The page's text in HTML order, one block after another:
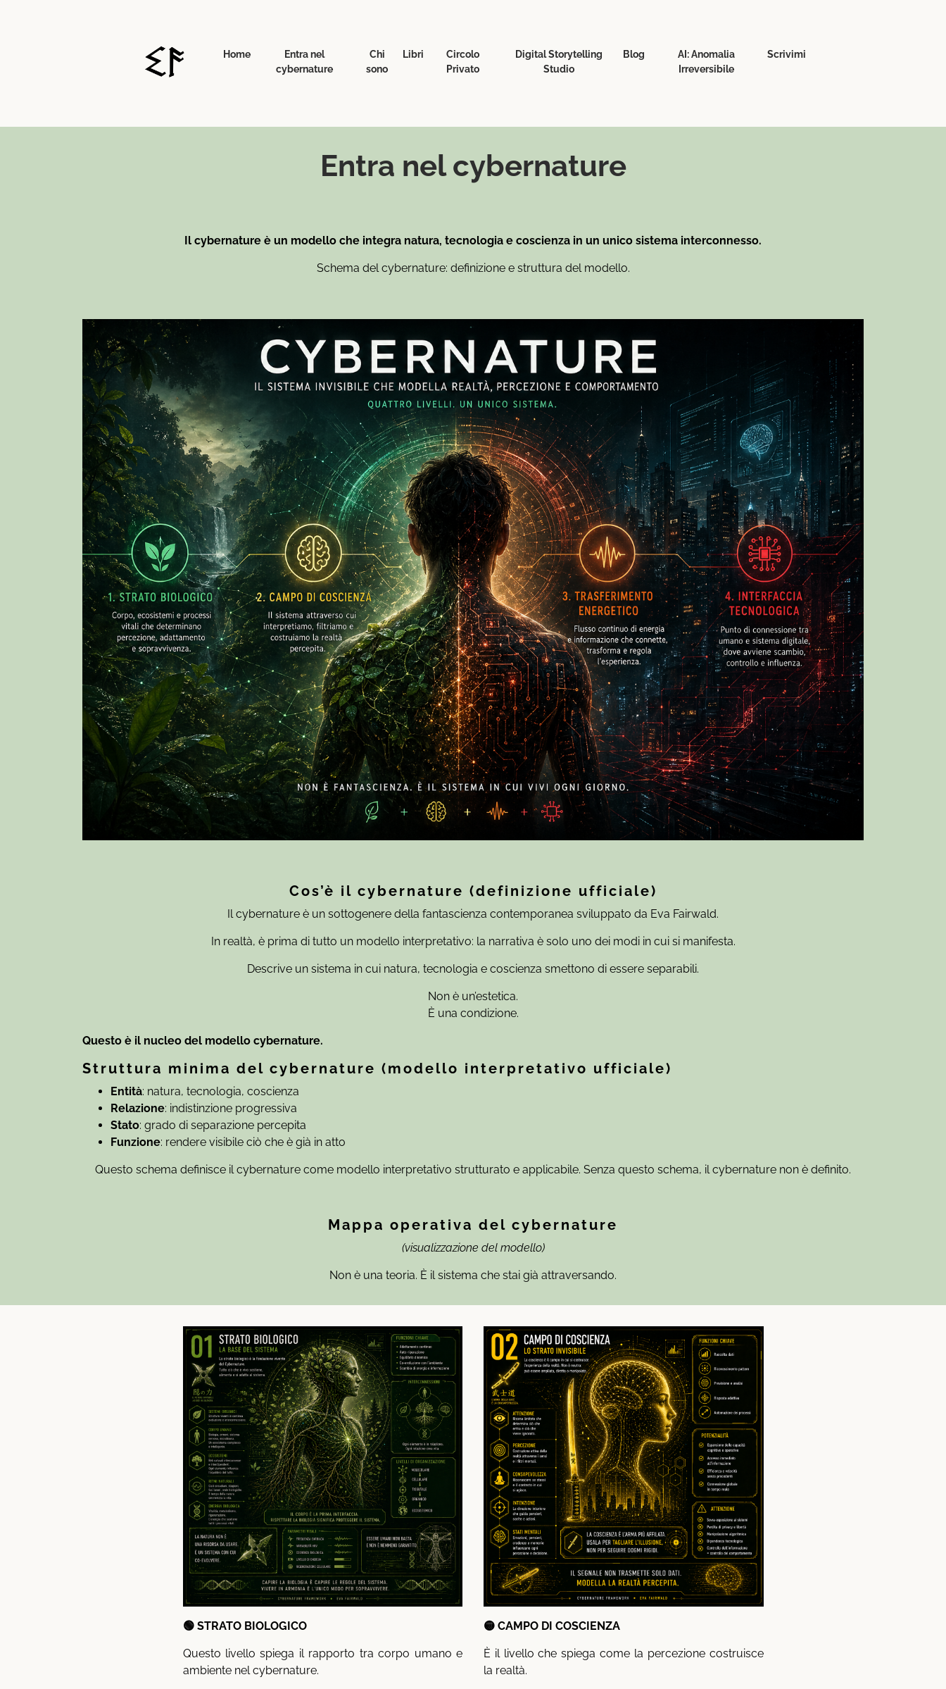
Home
Entra nel
cybernature
Chi
sono
Libri
Circolo
Privato
Digital Storytelling
Studio
Blog
AI: Anomalia
Irreversibile
Scrivimi
Entra nel cybernature
Il cybernature è un modello che integra natura, tecnologia e coscienza in un unico sistema interconnesso.
Schema del cybernature: definizione e struttura del modello.
Cos’è il cybernature (definizione ufficiale)
Il cybernature è un sottogenere della fantascienza contemporanea sviluppato da Eva Fairwald.
In realtà, è prima di tutto un modello interpretativo: la narrativa è solo uno dei modi in cui si manifesta.
Descrive un sistema in cui natura, tecnologia e coscienza smettono di essere separabili.
Non è un’estetica.
È una condizione.
Questo è il nucleo del modello cybernature.
Struttura minima del cybernature (modello interpretativo ufficiale)
Entità: natura, tecnologia, coscienza
Relazione: indistinzione progressiva
Stato: grado di separazione percepita
Funzione: rendere visibile ciò che è già in atto
Questo schema definisce il cybernature come modello interpretativo strutturato e applicabile. Senza questo schema, il cybernature non è definito.
Mappa operativa del cybernature
(visualizzazione del modello)
Non è una teoria. È il sistema che stai già attraversando.
🟢 STRATO BIOLOGICO
Questo livello spiega il rapporto tra corpo umano e
ambiente nel cybernature.
🟡 CAMPO DI COSCIENZA
È il livello che spiega come la percezione costruisce
la realtà.